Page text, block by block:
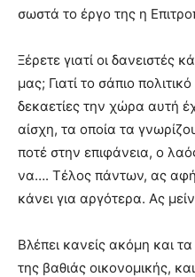
σωστά το έργο της η
Ξέρετε γιατί οι δανειστές
μας; Γιατί το σάπιο
δεκαετίες την χώρα αυτή
αίσχη, τα οποία τα
ποτέ στην επιφάνεια, ο
να…. Τέλος πάντων, ας
κάνει για αργότερα. Ας
Βλέπει κανείς ακόμη και
της βαθιάς οικονομικής,